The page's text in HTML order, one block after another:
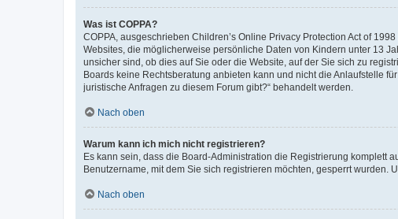
Was ist COPPA?
COPPA, ausgeschrieben Children’s Online Privacy Protection Act of
Websites, die möglicherweise persönliche Daten von Kindern unter 13
unsicher sind, ob dies auf Sie oder die Website, auf der Sie sich zu
Boards keine Rechtsberatung anbieten kann und nicht die Anlaufstelle
juristische Anfragen zu diesem Forum gibt?“ behandelt werden.
Nach oben
Warum kann ich mich nicht registrieren?
Es kann sein, dass die Board-Administration die Registrierung komplett
Benutzername, mit dem Sie sich registrieren möchten, gesperrt
Nach oben